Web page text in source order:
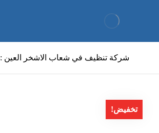
شركة تنظيف في شعاب الاشخر العين :0568950034
تخفيض!